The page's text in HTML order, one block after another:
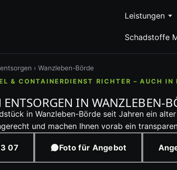
Leistungen
Schadstoffe
› Wanzleben-Börde
& CONTAINERDIENST RICHTER – AUCH IN
IN WANZLEBEN-
in Wanzleben-Börde seit Jahren ein
und machen Ihnen vorab ein
07 Foto für Angebot